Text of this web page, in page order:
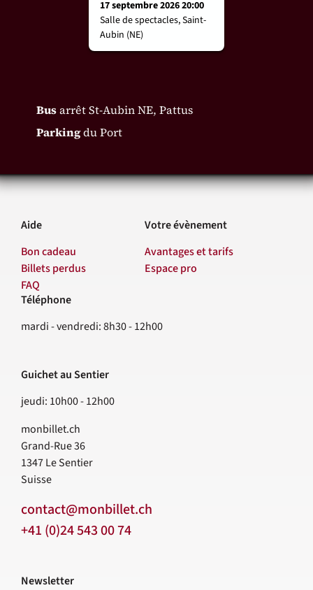
17 septembre 2026 20:00
Salle de spectacles, Saint-
Aubin (NE)
Busarrêt St-Aubin NE, Pattus
Parkingdu Port
Aide
Bon cadeau
Billets perdus
FAQ
Votre évènement
Avantages et tarifs
Espace pro
Contact
Téléphone
mardi - vendredi: 8h30 - 12h00
Guichet au Sentier
jeudi: 10h00 - 12h00
monbillet.ch
Grand-Rue 36
1347Le Sentier
Suisse
contact@monbillet.ch
+41 (0)24 543 00 74
Newsletter